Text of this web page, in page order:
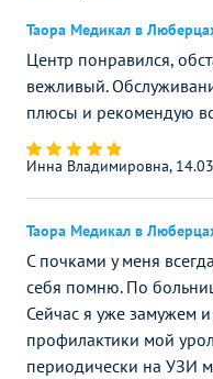
Таора Медикал в
Центр понравился,
вежливый.
плюсы и рекомендую
Инна Владимировна,
Таора Медикал в
С почками у меня
себя помню. По
Сейчас я уже замужем
профилактики мой
периодически на УЗИ